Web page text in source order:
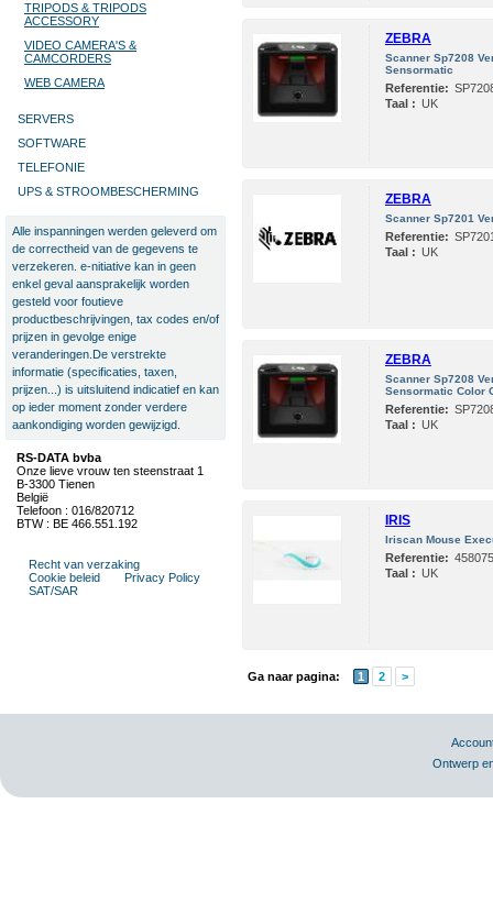
TRIPODS & TRIPODS
ACCESSORY
VIDEO CAMERA'S &
CAMCORDERS
WEB CAMERA
SERVERS
SOFTWARE
TELEFONIE
UPS & STROOMBESCHERMING
Alle inspanningen werden geleverd om
de correctheid van de gegevens te
verzekeren. e-nitiative kan in geen
enkel geval aansprakelijk worden
gesteld voor foutieve
productbeschrijvingen, tax codes en/of
prijzen in gevolge enige
veranderingen.De verstrekte
informatie (specificaties, taxen,
prijzen...) is uitsluitend indicatief en kan
op ieder moment zonder verdere
aankondiging worden gewijzigd.
RS-DATA bvba
Onze lieve vrouw ten steenstraat 1
B-3300 Tienen
België
Telefoon : 016/820712
BTW : BE 466.551.192
Recht van verzaking
Cookie beleid
Privacy Policy
SAT/SAR
ZEBRA
Scanner Sp7208
Sensormatic
Referentie:
Taal : UK
ZEBRA
Scanner Sp7201
Referentie:
Taal : UK
ZEBRA
Scanner Sp7208
Sensormatic Color
Referentie:
Taal : UK
IRIS
Iriscan Mouse
Referentie: 458075
Taal : UK
Ga naar pagina: 1 2 >
Ontwerp